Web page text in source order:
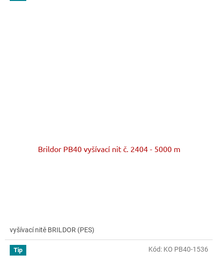
Brildor PB40 vyšívací nit č. 2404 - 5000 m
vyšívací nitě BRILDOR (PES)
Tip Kód: KO PB40-1536